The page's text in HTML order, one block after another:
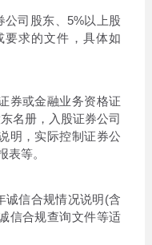
司股东、5%以上股
求的文件，具体如
或金融业务资格证
名册，入股证券公司
明，实际控制证券公
表等。
信合规情况说明(含
信合规查询文件等适